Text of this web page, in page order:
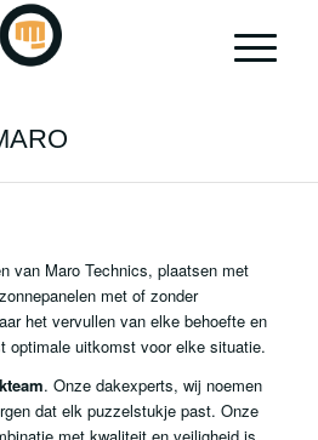
van Maro Technics, plaatsen met
met of zonder
het vervullen van elke behoefte en
optimale uitkomst voor elke situatie.
. Onze dakexperts, wij noemen
dat elk puzzelstukje past. Onze